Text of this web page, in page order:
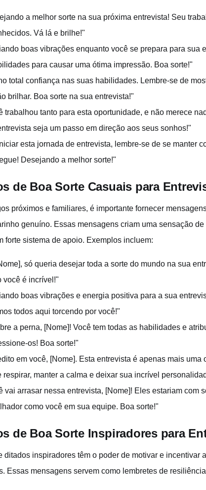
a melhor sorte na sua próxima entrevista! Seu
Vá lá e brilhe!"
boas vibrações enquanto você se prepara para sua
para causar uma ótima impressão. Boa sorte!"
total confiança nas suas habilidades. Lembre-se de
brilhar. Boa sorte na sua entrevista!"
trabalhou tanto para esta oportunidade, e não merece
seja um passo em direção aos seus sonhos!"
esta jornada de entrevista, lembre-se de se manter
Desejando a melhor sorte!"
de Boa Sorte Casuais para
próximos e familiares, é importante fornecer
genuíno. Essas mensagens criam uma sensação
forte sistema de apoio. Exemplos incluem:
só queria desejar toda a sorte do mundo na sua
você é incrível!"
boas vibrações e energia positiva para a sua
todos aqui torcendo por você!"
a perna, [Nome]! Você tem todas as habilidades e
os! Boa sorte!"
em você, [Nome]. Esta entrevista é apenas mais
respirar, manter a calma e deixar sua incrível
vai arrasar nessa entrevista, [Nome]! Eles estariam com
como você em sua equipe. Boa sorte!"
de Boa Sorte Inspiradores para
ditados inspiradores têm o poder de motivar e incentivar
Essas mensagens servem como lembretes de